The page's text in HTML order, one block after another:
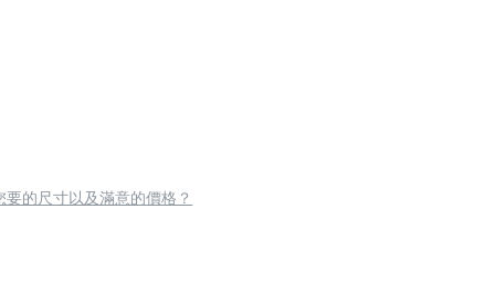
要的尺寸以及滿意的價格？